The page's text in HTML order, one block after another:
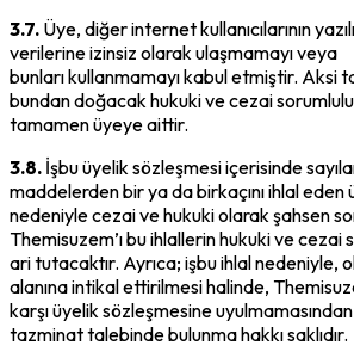
3.7. Üye, diğer internet kullanıcılarının
verilerine izinsiz olarak ulaşmamayı veya
bunları kullanmamayı kabul etmiştir. Aksi
bundan doğacak hukuki ve cezai
tamamen üyeye aittir.
3.8. İşbu üyelik sözleşmesi içerisinde
maddelerden bir ya da birkaçını ihlal eden
nedeniyle cezai ve hukuki olarak şahsen
Themisuzem’ı bu ihlallerin hukuki ve cezai
ari tutacaktır. Ayrıca; işbu ihlal nedeniyle,
alanına intikal ettirilmesi halinde,
karşı üyelik sözleşmesine
tazminat talebinde bulunma hakkı saklıdır.